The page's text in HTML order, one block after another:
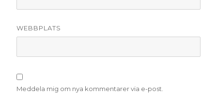
WEBBPLATS
Meddela mig om nya kommentarer via e-post.